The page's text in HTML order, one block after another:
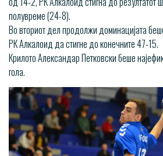
полувреме (24-8).
Во вториот дел продолжи доминацијата
РК Алкалоид да стигне до конечните 47-15.
Крилото Александар Петковски беше
гола.